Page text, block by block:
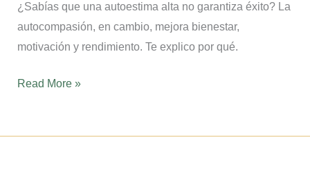
¿Sabías que una autoestima alta no garantiza éxito? La
autocompasión, en cambio, mejora bienestar,
motivación y rendimiento. Te explico por qué.
que
la
ciencia
Read More »